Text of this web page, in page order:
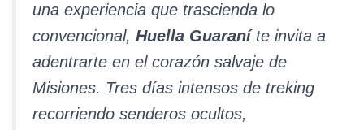
una experiencia que trascienda lo
convencional, Huella Guaraní te invita a
adentrarte en el corazón salvaje de
Misiones. Tres días intensos de treking
recorriendo senderos ocultos,